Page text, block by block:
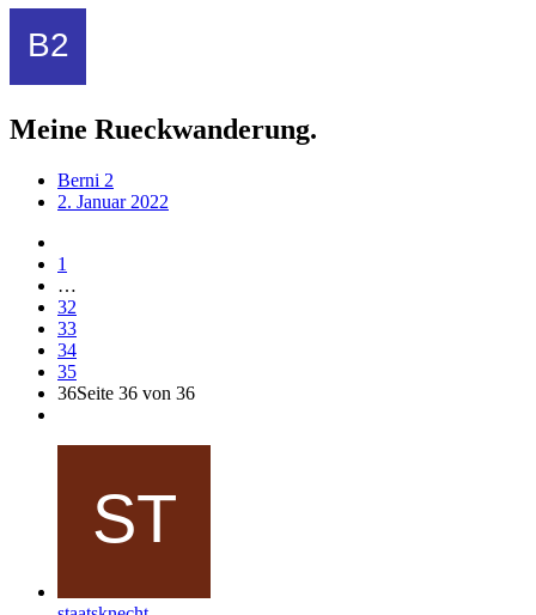
Meine Rueckwanderung.
Berni 2
2. Januar 2022
1
…
32
33
34
35
36Seite 36 von 36